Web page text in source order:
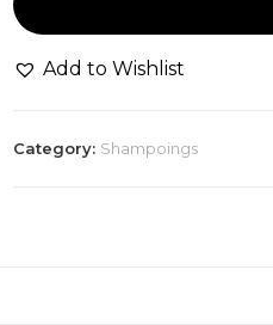
Add to Wishlist
Category: Shampoings